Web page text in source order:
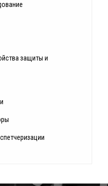
защиты и